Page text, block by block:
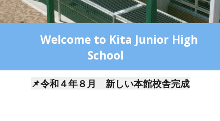
Welcome to Kita Junior High
School
📌令和４年８月 新しい本館校舎完成